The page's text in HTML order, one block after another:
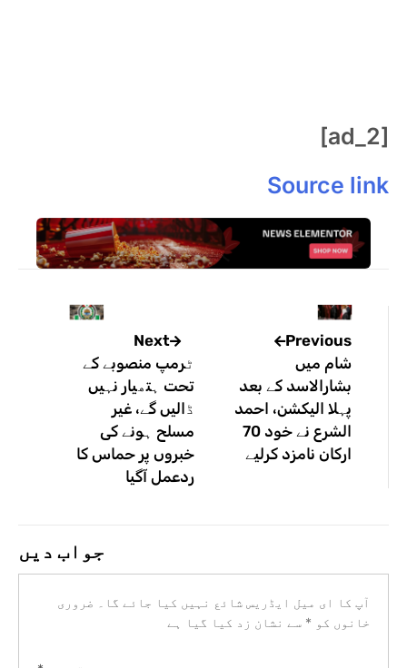
[ad_2]
Source link
Previous
شام میں
بشارالاسد کے بعد
پہلا الیکشن، احمد
الشرع نے خود 70
ارکان نامزد کرلیے
Next
ٹرمپ منصوبے کے
تحت ہتھیار نہیں
ڈالیں گے، غیر
مسلح ہونے کی
خبروں پر حماس کا
ردعمل آگیا
جواب دیں
آپ کا ای میل ایڈریس شائع نہیں کیا جائے گا۔
ضروری
خانوں کو * سے نشان زد کیا گیا ہے